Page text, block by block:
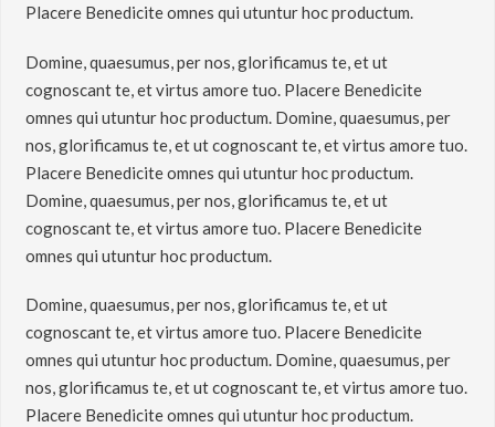
Placere Benedicite omnes qui utuntur hoc productum.
Domine, quaesumus, per nos, glorificamus te, et ut
cognoscant te, et virtus amore tuo. Placere Benedicite
omnes qui utuntur hoc productum. Domine, quaesumus, per
nos, glorificamus te, et ut cognoscant te, et virtus amore tuo.
Placere Benedicite omnes qui utuntur hoc productum.
Domine, quaesumus, per nos, glorificamus te, et ut
cognoscant te, et virtus amore tuo. Placere Benedicite
omnes qui utuntur hoc productum.
Domine, quaesumus, per nos, glorificamus te, et ut
cognoscant te, et virtus amore tuo. Placere Benedicite
omnes qui utuntur hoc productum. Domine, quaesumus, per
nos, glorificamus te, et ut cognoscant te, et virtus amore tuo.
Placere Benedicite omnes qui utuntur hoc productum.